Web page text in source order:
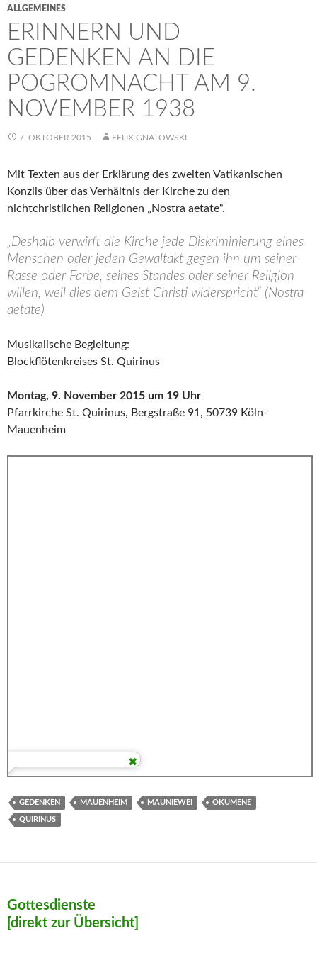
ALLGEMEINES
ERINNERN UND
GEDENKEN AN DIE
POGROMNACHT AM 9.
NOVEMBER 1938
7. OKTOBER 2015 FELIX GNATOWSKI
Mit Texten aus der Erklärung des zweiten Vatikanischen
Konzils über das Verhältnis der Kirche zu den
nichtchristlichen Religionen „Nostra aetate“.
„Deshalb verwirft die Kirche jede Diskriminierung eines
Menschen oder jeden Gewaltakt gegen ihn um seiner
Rasse oder Farbe, seines Standes oder seiner Religion
willen, weil dies dem Geist Christi widerspricht“ (Nostra
aetate)
Musikalische Begleitung:
Blockflötenkreises St. Quirinus
Montag, 9. November 2015 um 19 Uhr
Pfarrkirche St. Quirinus, Bergstraße 91, 50739 Köln-
Mauenheim
GEDENKEN MAUENHEIM MAUNIEWEI ÖKUMENE
QUIRINUS
Gottesdienste
[direkt zur Übersicht]